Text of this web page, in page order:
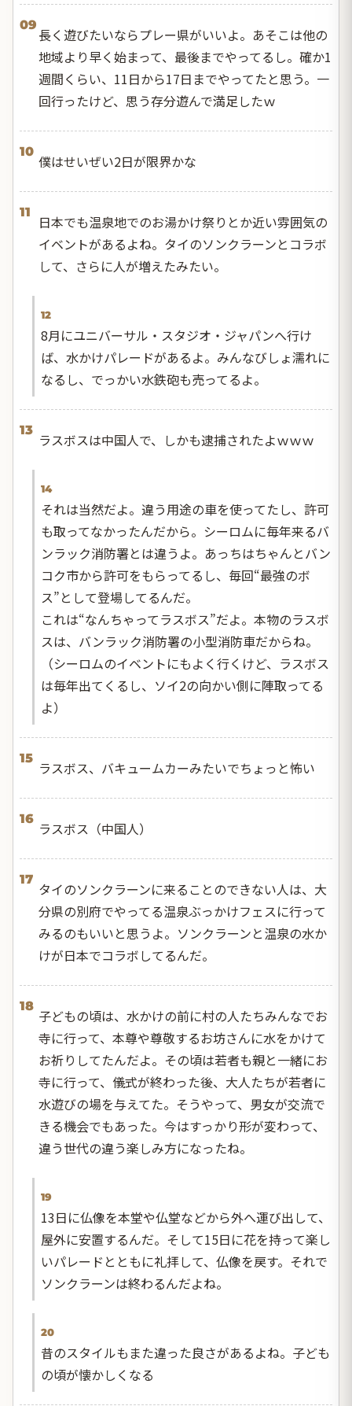
09
長く遊びたいならプレー県がいいよ。あそこは他の
地域より早く始まって、最後までやってるし。確か1
週間くらい、11日から17日までやってたと思う。一
回行ったけど、思う存分遊んで満足したｗ
10
僕はせいぜい2日が限界かな
11
日本でも温泉地でのお湯かけ祭りとか近い雰囲気の
イベントがあるよね。タイのソンクラーンとコラボ
して、さらに人が増えたみたい。
12
8月にユニバーサル・スタジオ・ジャパンへ行け
ば、水かけパレードがあるよ。みんなびしょ濡れに
なるし、でっかい水鉄砲も売ってるよ。
13
ラスボスは中国人で、しかも逮捕されたよｗｗｗ
14
それは当然だよ。違う用途の車を使ってたし、許可
も取ってなかったんだから。シーロムに毎年来るバ
ンラック消防署とは違うよ。あっちはちゃんとバン
コク市から許可をもらってるし、毎回“最強のボ
ス”として登場してるんだ。
これは“なんちゃってラスボス”だよ。本物のラスボ
スは、バンラック消防署の小型消防車だからね。
（シーロムのイベントにもよく行くけど、ラスボス
は毎年出てくるし、ソイ2の向かい側に陣取ってる
よ）
15
ラスボス、バキュームカーみたいでちょっと怖い
16
ラスボス（中国人）
17
タイのソンクラーンに来ることのできない人は、大
分県の別府でやってる温泉ぶっかけフェスに行って
みるのもいいと思うよ。ソンクラーンと温泉の水か
けが日本でコラボしてるんだ。
18
子どもの頃は、水かけの前に村の人たちみんなでお
寺に行って、本尊や尊敬するお坊さんに水をかけて
お祈りしてたんだよ。その頃は若者も親と一緒にお
寺に行って、儀式が終わった後、大人たちが若者に
水遊びの場を与えてた。そうやって、男女が交流で
きる機会でもあった。今はすっかり形が変わって、
違う世代の違う楽しみ方になったね。
19
13日に仏像を本堂や仏堂などから外へ運び出して、
屋外に安置するんだ。そして15日に花を持って楽し
いパレードとともに礼拝して、仏像を戻す。それで
ソンクラーンは終わるんだよね。
20
昔のスタイルもまた違った良さがあるよね。子ども
の頃が懐かしくなる